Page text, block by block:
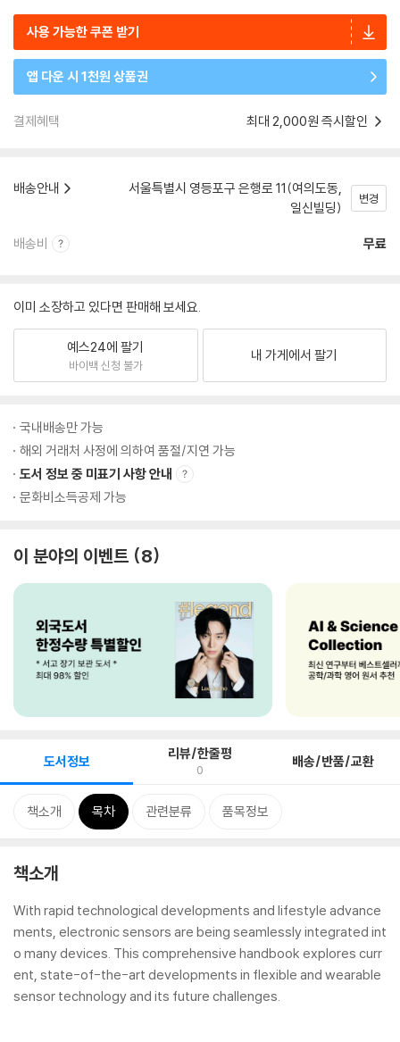
사용 가능한 쿠폰 받기
앱 다운 시 1천원 상품권
결제혜택 최대 2,000원 즉시할인
배송안내
서울특별시 영등포구 은행로 11(여의도동,
일신빌딩)
변경
배송비 무료
이미 소장하고 있다면 판매해 보세요.
예스24에 팔기
바이백 신청 불가
내 가게에서 팔기
국내배송만 가능
해외 거래처 사정에 의하여 품절/지연 가능
도서 정보 중 미표기 사항 안내
문화비소득공제 가능
이 분야의 이벤트 8
도서정보 리뷰/한줄평
0 배송/반품/교환
책소개 목차 관련분류 품목정보
책소개
With rapid technological developments and lifestyle advance
ments, electronic sensors are being seamlessly integrated int
o many devices. This comprehensive handbook explores curr
ent, state-of-the-art developments in flexible and wearable
sensor technology and its future challenges.